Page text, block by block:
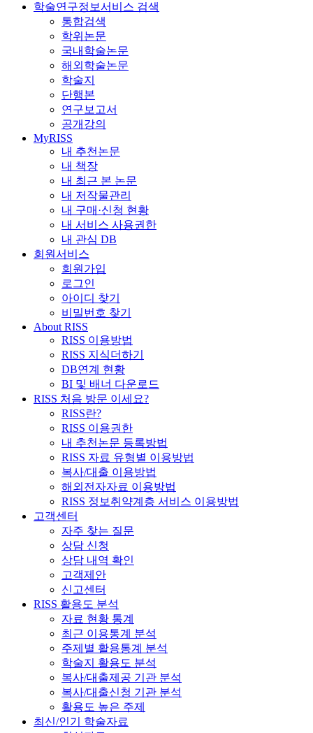
학술연구정보서비스 검색
통합검색
학위논문
국내학술논문
해외학술논문
학술지
단행본
연구보고서
공개강의
MyRISS
내 추천논문
내 책장
내 최근 본 논문
내 저작물관리
내 구매·신청 현황
내 서비스 사용권한
내 관심 DB
회원서비스
회원가입
로그인
아이디 찾기
비밀번호 찾기
About RISS
RISS 이용방법
RISS 지식더하기
DB연계 현황
BI 및 배너 다운로드
RISS 처음 방문 이세요?
RISS란?
RISS 이용권한
내 추천논문 등록방법
RISS 자료 유형별 이용방법
복사/대출 이용방법
해외전자자료 이용방법
RISS 정보취약계층 서비스 이용방법
고객센터
자주 찾는 질문
상담 신청
상담 내역 확인
고객제안
신고센터
RISS 활용도 분석
자료 현황 통계
최근 이용통계 분석
주제별 활용통계 분석
학술지 활용도 분석
복사/대출제공 기관 분석
복사/대출신청 기관 분석
활용도 높은 주제
최신/인기 학술자료